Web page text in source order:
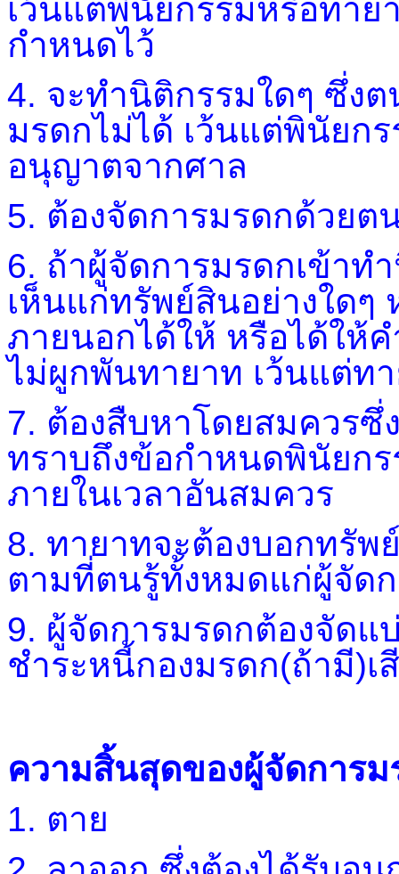
เว้นแต่พินัยกรรมหรือทาย
กำหนดไว้
4. จะทำนิติกรรมใดๆ ซึ่ง
มรดกไม่ได้ เว้นแต่พินัยก
อนุญาตจากศาล
5. ต้องจัดการมรดกด้วยต
6. ถ้าผู้จัดการมรดกเข้า
เห็นแก่ทรัพย์สินอย่างใด
ภายนอกได้ให้ หรือได้ให้
ไม่ผูกพันทายาท เว้นแต่ท
7. ต้องสืบหาโดยสมควรซึ่
ทราบถึงข้อกำหนดพินัยก
ภายในเวลาอันสมควร
8. ทายาทจะต้องบอกทรั
ตามที่ตนรู้ทั้งหมดแก่ผู้จัด
9. ผู้จัดการมรดกต้องจัดแ
ชำระหนี้กองมรดก(ถ้ามี)เ
ความสิ้นสุดของผู้จัดการม
1. ตาย